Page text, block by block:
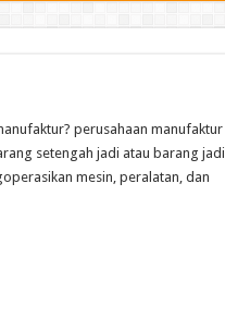
perusahaan manufaktur
setengah jadi atau barang jadi
mesin, peralatan, dan